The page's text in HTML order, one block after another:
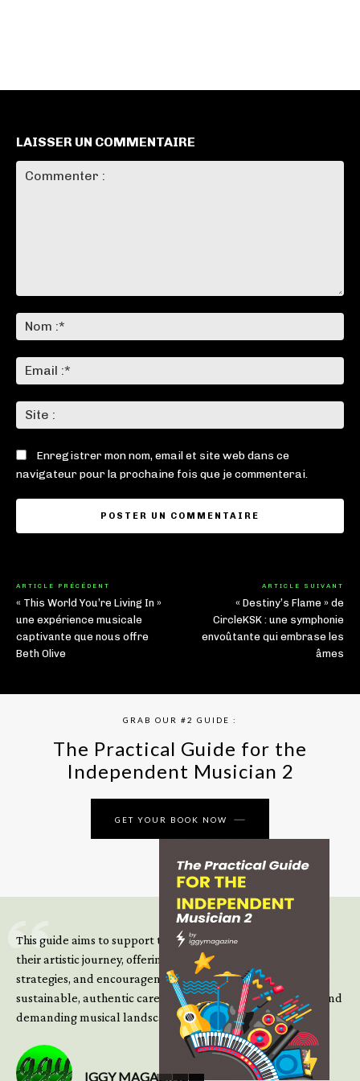
LAISSER UN COMMENTAIRE
:*
:*
:
Enregistrer mon nom, email et site web dans ce
navigateur pour la prochaine fois que je commenterai.
ARTICLE PRÉCÉDENT
« This World You’re Living In »
une expérience musicale
captivante que nous offre
Beth Olive
ARTICLE SUIVANT
« Destiny’s Flame » de
CircleKSK : une symphonie
envoûtante qui embrase les
âmes
GRAB OUR #2 GUIDE :
The Practical Guide for the
Independent Musician 2
GET YOUR BOOK NOW
This guide aims to support those climbing the next steps of
their artistic journey, offering practical insight, updated
strategies, and encouragement to continue building
sustainable, authentic careers in an increasingly complex and
demanding musical landscape.
IGGY MAGAZINE